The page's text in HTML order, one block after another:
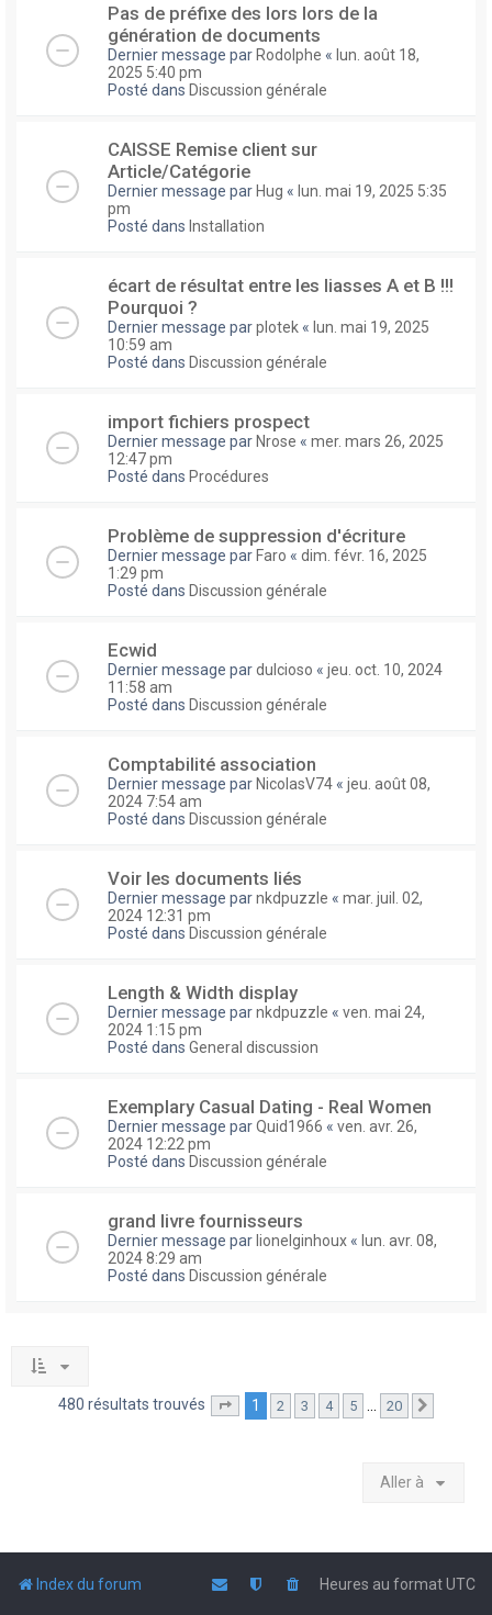
Pas de préfixe des lors lors de la
génération de documents
Dernier message par Rodolphe « lun. août 18,
2025 5:40 pm
Posté dans Discussion générale
CAISSE Remise client sur
Article/Catégorie
Dernier message par Hug « lun. mai 19, 2025 5:35
pm
Posté dans Installation
écart de résultat entre les liasses A et B !!!
Pourquoi ?
Dernier message parplotek « lun. mai 19, 2025
10:59 am
Posté dans Discussion générale
import fichiers prospect
Dernier message par Nrose « mer. mars 26, 2025
12:47 pm
Posté dans Procédures
Problème de suppression d'écriture
Dernier message par Faro « dim. févr. 16, 2025
1:29 pm
Posté dans Discussion générale
Ecwid
Dernier message pardulcioso « jeu. oct. 10, 2024
11:58 am
Posté dans Discussion générale
Comptabilité association
Dernier message par NicolasV74 « jeu. août 08,
2024 7:54 am
Posté dans Discussion générale
Voir les documents liés
Dernier message parnkdpuzzle « mar. juil. 02,
2024 12:31 pm
Posté dans Discussion générale
Length & Width display
Dernier message parnkdpuzzle « ven. mai 24,
2024 1:15 pm
Posté dans General discussion
Exemplary Сasual Dating - Real Women
Dernier message parQuid1966 « ven. avr. 26,
2024 12:22 pm
Posté dans Discussion générale
grand livre fournisseurs
Dernier message par lionelginhoux « lun. avr. 08,
2024 8:29 am
Posté dans Discussion générale
480 résultats trouvés Page sur20
1 2 3 4 5 … 20
Aller à
Index du forum Heures au formatUTC